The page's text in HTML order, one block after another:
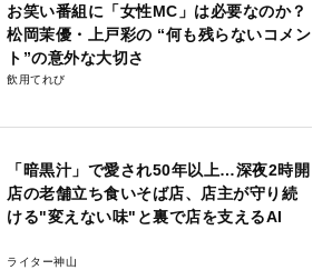
お笑い番組に「女性MC」は必要なのか？
松岡茉優・上戸彩の “何も残らないコメン
ト”の意外な大切さ
飲用てれび
「暗黒汁」で愛され50年以上…深夜2時開
店の老舗立ち食いそば店、店主が守り続
ける"変えない味"と裏で店を支えるAI
ライター神山